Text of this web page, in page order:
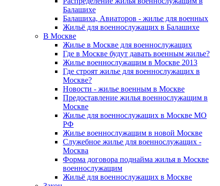
Балашихе
Балашиха, Авиаторов - жилье для военных
Жильё для военнослужащих в Балашихе
В Москве
Жилье в Москве для военнослужащих
Где в Москве будут давать военным жилье?
Жилье военнослужащим в Москве 2013
Где строят жилье для военнослужащих в
Москве?
Новости - жилье военным в Москве
Предоставление жилья военнослужащим в
Москве
Жилье для военнослужащих в Москве МО
РФ
Жилье военнослужащим в новой Москве
Служебное жилье для военнослужащих -
Москва
Форма договора поднайма жилья в Москве
военнослужащим
Жильё для военнослужащих в Москве